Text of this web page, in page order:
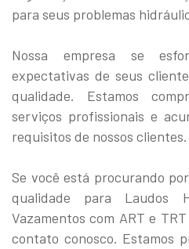
para seus problemas
Nossa empresa se
expectativas de seus
qualidade. Estamos
serviços profissionais e
requisitos de nossos clientes.
Se você está procurando
qualidade para Laudos
Vazamentos com ART e
contato conosco. Estamos